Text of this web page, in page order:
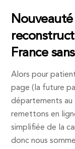
France
Alors pour
page (la future
départements au
remettons en
simplifiée de la
donc nous